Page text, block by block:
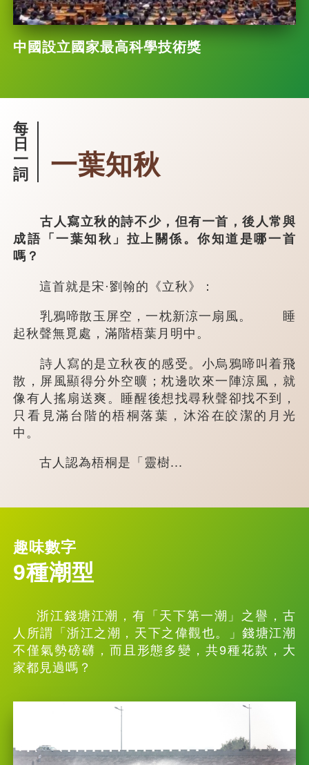
中國設立國家最高科學技術獎
每
日
一
詞
一葉知秋
古人寫立秋的詩不少，但有一首，後人常與
成語「一葉知秋」拉上關係。你知道是哪一首
嗎？
這首就是宋·劉翰的《立秋》：
乳鴉啼散玉屏空，一枕新涼一扇風。 睡
起秋聲無覓處，滿階梧葉月明中。
詩人寫的是立秋夜的感受。小烏鴉啼叫着飛
散，屏風顯得分外空曠；枕邊吹來一陣涼風，就
像有人搖扇送爽。睡醒後想找尋秋聲卻找不到，
只看見滿台階的梧桐落葉，沐浴在皎潔的月光
中。
古人認為梧桐是「靈樹...
趣味數字
9種潮型
浙江錢塘江潮，有「天下第一潮」之譽，古
人所謂「浙江之潮，天下之偉觀也。」錢塘江潮
不僅氣勢磅礴，而且形態多變，共9種花款，大
家都見過嗎？